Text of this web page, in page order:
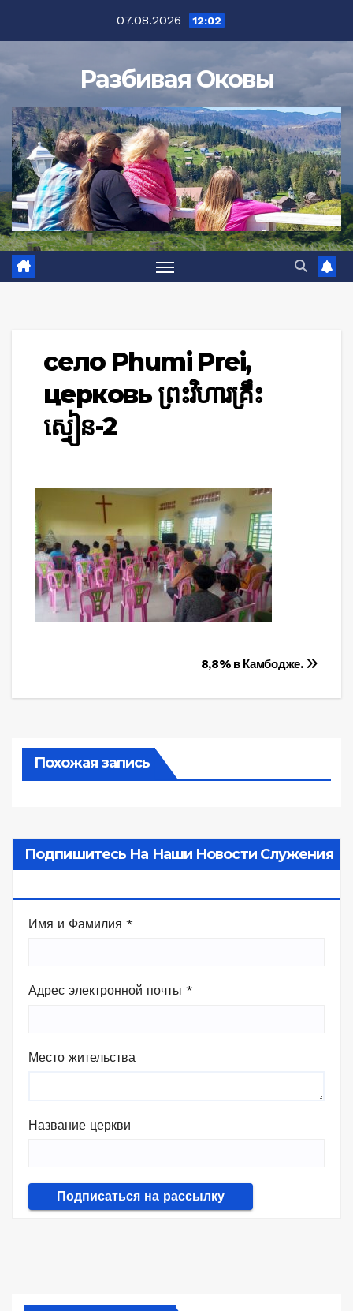
07.08.2026 12:02
Разбивая Оковы
село Phumi Prei,
церковь ព្រះវិហារគ្រឹះ
ស្ទៀន-2
по
8,8% в Камбодже.
Похожая запись
Подпишитесь На Наши Новости Служения
Имя и Фамилия *
Адрес электронной почты *
Место жительства
Название церкви